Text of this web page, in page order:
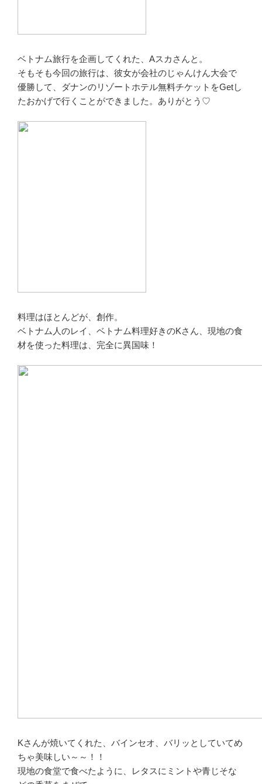
ベトナム旅行を企画してくれた、Aスカさんと。
そもそも今回の旅行は、彼女が会社のじゃんけん大会で
優勝して、ダナンのリゾートホテル無料チケットをGetし
たおかげで行くことができました。ありがとう♡
料理はほとんどが、創作。
ベトナム人のレイ、ベトナム料理好きのKさん、現地の食
材を使った料理は、完全に異国味！
Kさんが焼いてくれた、バインセオ、バリッとしていてめ
ちゃ美味しい～～！！
現地の食堂で食べたように、レタスにミントや青じそな